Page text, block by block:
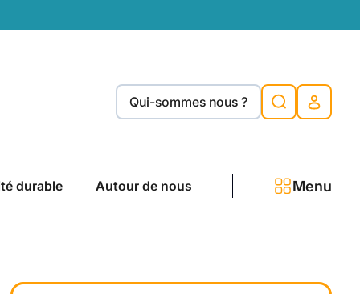
Qui-sommes nous ?
durable Autour de nous Menu